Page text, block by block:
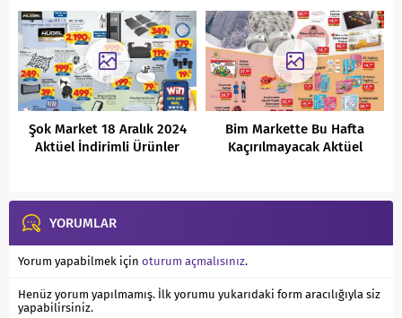
Şok Market 18 Aralık 2024
Aktüel İndirimli Ürünler
Bim Markette Bu Hafta
Kaçırılmayacak Aktüel
YORUMLAR
Yorum yapabilmek için oturum açmalısınız.
Henüz yorum yapılmamış. İlk yorumu yukarıdaki form aracılığıyla siz
yapabilirsiniz.